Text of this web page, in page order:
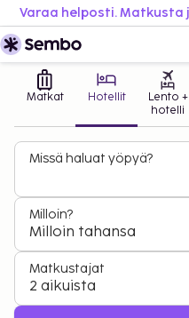
Matkat Hotellit
Lento +
hotelli
Missä haluat yöpyä?
Milloin?
Milloin tahansa
Matkustajat
2 aikuista